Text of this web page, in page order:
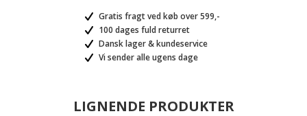
Gratis fragt ved køb over 599,-
100 dages fuld returret
Dansk lager & kundeservice
Vi sender alle ugens dage
LIGNENDE PRODUKTER